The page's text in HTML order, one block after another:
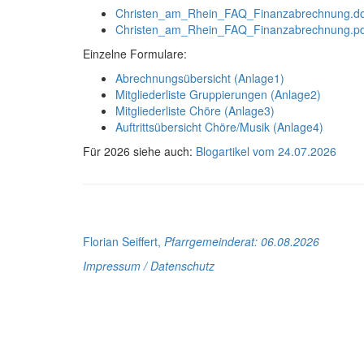
Einzelne Formulare:
Abrechnungsübersicht (Anlage1)
Mitgliederliste Gruppierungen (Anlage2)
Mitgliederliste Chöre (Anlage3)
Auftrittsübersicht Chöre/Musik (Anlage4)
Für 2026 siehe auch: Blogartikel vom 24.07.2026
Florian Seiffert, Pfarrgemeinderat: 06.08.2026
Impressum / Datenschutz